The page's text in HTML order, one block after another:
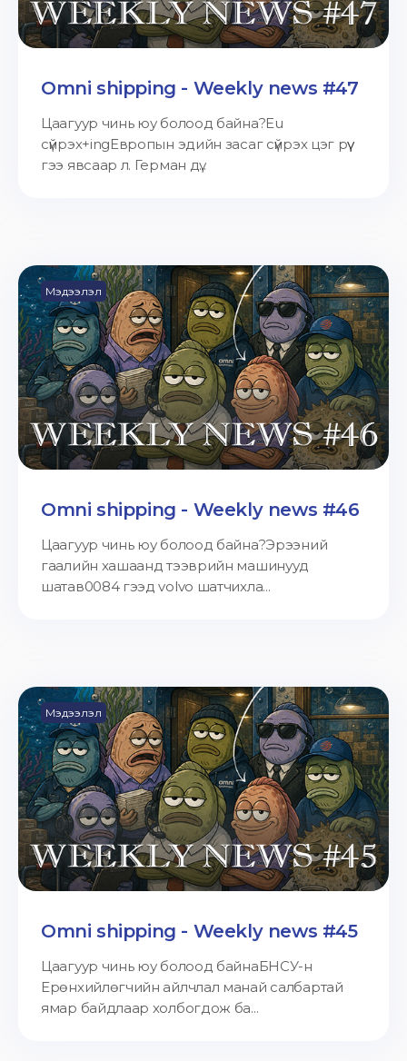
Omni shipping - Weekly news #47
Цаагуур чинь юу болоод байна?Eu
сүйрэх+ingЕвропын эдийн засаг сүйрэх цэг рүү
гээ явсаар л. Герман дү...
Мэдээлэл
Omni shipping - Weekly news #46
Цаагуур чинь юу болоод байна?Эрээний
гаалийн хашаанд тээврийн машинууд
шатав0084 гээд volvo шатчихла...
Мэдээлэл
Omni shipping - Weekly news #45
Цаагуур чинь юу болоод байнаБНСУ-н
Ерөнхийлөгчийн айлчлал манай салбартай
ямар байдлаар холбогдож ба...